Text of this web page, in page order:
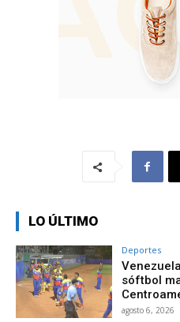
LO ÚLTIMO
Deportes
sóftbol
agosto 6, 2026